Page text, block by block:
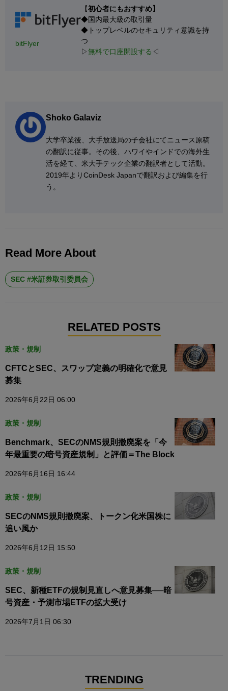
bitFlyer
【初心者にもおすすめ】
◆国内最大級の取引量
◆トップレベルのセキュリティ意識を持
つ
▷無料で口座開設する ◁
Shoko Galaviz
大学卒業後、大手放送局の子会社にてニュース原稿
の翻訳に従事。その後、ハワイやインドでの海外生
活を経て、米大手テック企業の翻訳者として活動。
2019年よりCoinDesk Japanで翻訳および編集を行
う。
Read More About
SEC #米証券取引委員会
RELATED POSTS
政策・規制
CFTCとSEC、スワップ定義の明確化で意見
募集
2026年6月22日 06:00
政策・規制
Benchmark、SECのNMS規則撤廃案を「今
年最重要の暗号資産規制」と評価＝The Block
2026年6月16日 16:44
政策・規制
SECのNMS規則撤廃案、トークン化米国株に
追い風か
2026年6月12日 15:50
政策・規制
SEC、新種ETFの規制見直しへ意見募集──暗
号資産・予測市場ETFの拡大受け
2026年7月1日 06:30
TRENDING